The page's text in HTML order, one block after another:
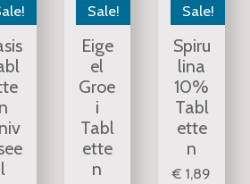
n
l
Sale!
Eige
el
Groe
i
Tabl
ette
n
Sale!
Spiru
lina
10%
Tabl
ette
n
€ 1,89